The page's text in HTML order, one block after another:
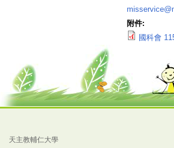
附件:
國科會
天主教輔仁大學